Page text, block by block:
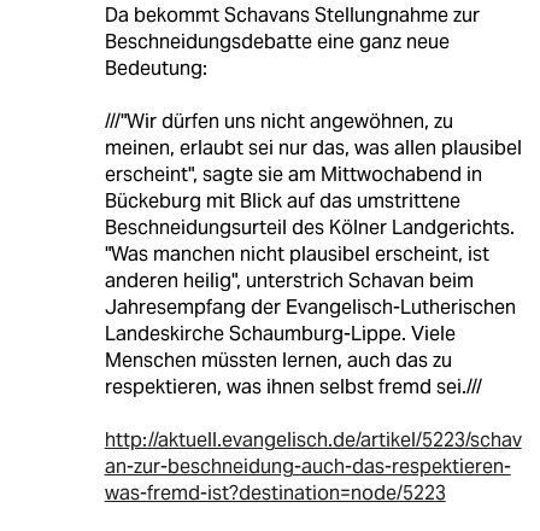
Da bekommt Schavans Stellungnahme zur
Beschneidungsdebatte eine ganz neue
Bedeutung:
///"Wir dürfen uns nicht angewöhnen, zu
meinen, erlaubt sei nur das, was allen plausibel
erscheint", sagte sie am Mittwochabend in
Bückeburg mit Blick auf das umstrittene
Beschneidungsurteil des Kölner Landgerichts.
"Was manchen nicht plausibel erscheint, ist
anderen heilig", unterstrich Schavan beim
Jahresempfang der Evangelisch-Lutherischen
Landeskirche Schaumburg-Lippe. Viele
Menschen müssten lernen, auch das zu
respektieren, was ihnen selbst fremd sei.///
http://aktuell.evangelisch.de/artikel/5223/schav
an-zur-beschneidung-auch-das-respektieren-
was-fremd-ist?destination=node/5223